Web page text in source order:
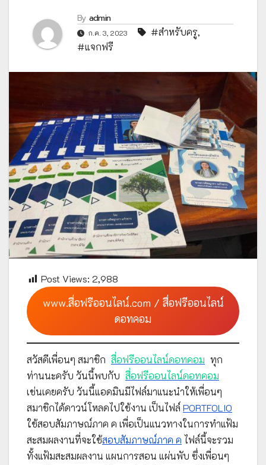
By admin
ก.ค. 3, 2023 #สำหรับครู,
#แจกฟรี
Post Views: 2,988
www.สื่อฟรีออนไลน์.com / สื่อฟรีออนไลน์
ดอทคอม
สวัสดีเพื่อนๆ สมาชิก สื่อฟรีออนไลน์ดอทคอม ทุก
ท่านนะครับ วันนี้พบกับ สื่อฟรีออนไลน์ดอทคอม
เช่นเคยครับ วันนี้แอดมินมีไฟล์มาแนะนำให้เพื่อนๆ
สมาชิกได้ดาวน์โหลดไปใช้งาน เป็นไฟล์ PORTFOLIO
ใช้สอบสัมภาษณ์ภาค ค เพื่อเป็นแนวทางในการทำแฟ้ม
สะสมผลงานที่จะใช้สอบสัมภาษณ์ภาค ค ไฟล์นี้จะรวม
ทั้งแฟ้มสะสมผลงาน แผนการสอน แผ่นพับ ซึ่งเพื่อนๆ